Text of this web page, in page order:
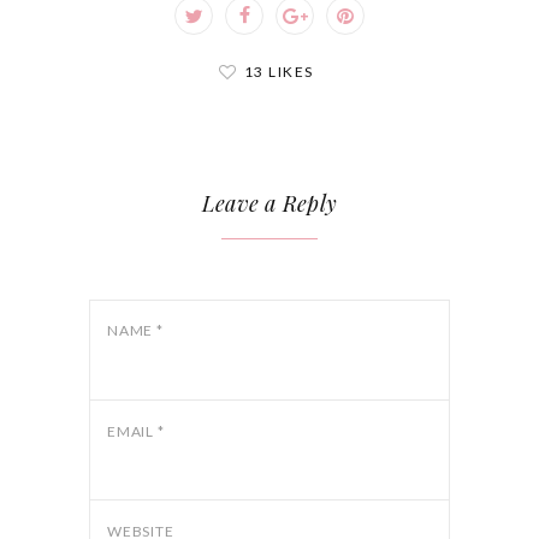
13 LIKES
Leave a Reply
NAME *
EMAIL *
WEBSITE